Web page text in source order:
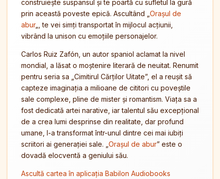
construiește suspansul și te poartă cu sufletul la gură
prin această poveste epică. Ascultând „ Orașul de
abur„, te vei simți transportat în mijlocul acțiunii,
vibrând la unison cu emoțiile personajelor.
Carlos Ruiz Zafón, un autor spaniol aclamat la nivel
mondial, a lăsat o moștenire literară de neuitat. Renumit
pentru seria sa „Cimitirul Cărților Uitate”, el a reușit să
capteze imaginația a milioane de cititori cu poveștile
sale complexe, pline de mister și romantism. Viața sa a
fost dedicată artei narative, iar talentul său excepțional
de a crea lumi desprinse din realitate, dar profund
umane, l-a transformat într-unul dintre cei mai iubiți
scriitori ai generației sale. „ Orașul de abur” este o
dovadă elocventă a geniului său.
Ascultă cartea în aplicația Babilon Audiobooks